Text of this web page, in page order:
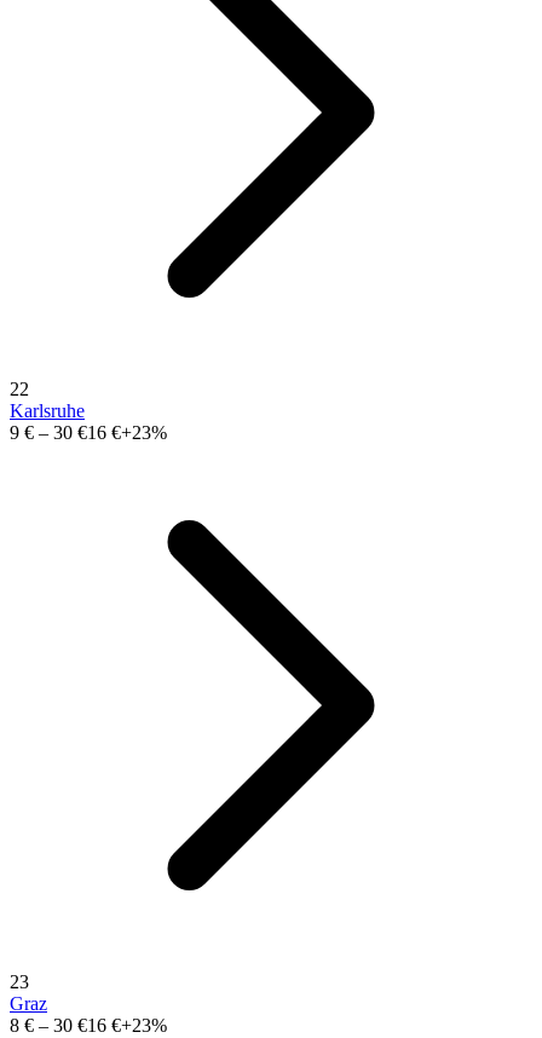
22
Karlsruhe
9 € – 30 €16 €+23%
23
Graz
8 € – 30 €16 €+23%